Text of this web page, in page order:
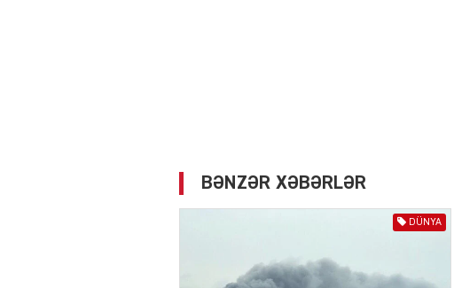
BƏNZƏR XƏBƏRLƏR
DÜNYA